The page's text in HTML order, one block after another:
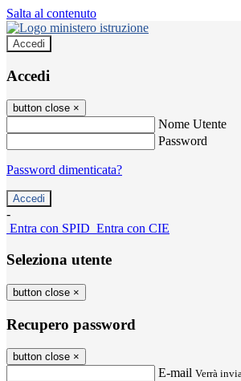
Salta al contenuto
Accedi
Accedi
button close ×
Nome Utente
Password
Password dimenticata?
-
Entra con SPID Entra con CIE
Seleziona utente
button close ×
Recupero password
button close ×
E-mail Verrà